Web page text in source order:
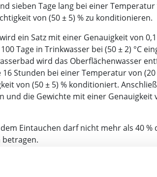
sieben Tage lang bei einer Temperatur
von (50 ± 5) % zu konditionieren.
ein Satz mit einer Genauigkeit von
Tage in Trinkwasser bei (50 ± 2) °C
wird das Oberflächenwasser
Stunden bei einer Temperatur von (20
von (50 ± 5) % konditioniert.
und die Gewichte mit einer Genauigkeit
Eintauchen darf nicht mehr als 40 %
betragen.
werden dann die Zugfestigkeit